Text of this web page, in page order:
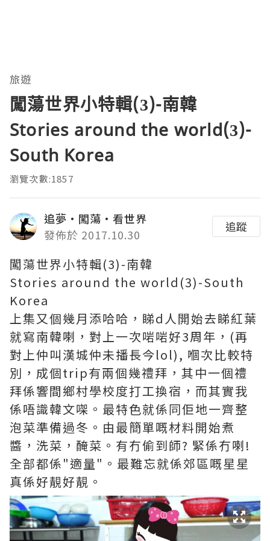
旅遊
闖蕩世界小特輯(3)-南韓
Stories around the world(3)-
South Korea
瀏覽次數:1857
追夢‧闖蕩‧看世界
發佈於 2017.10.30
追蹤
闖蕩世界小特輯(3)-南韓
Stories around the world(3)-South
Korea
上集又個幾月添哈哈，睇d人開始去睇紅葉
就寫南韓喇，對上一次啱啱好3周年，(再
對上仲叫漢城仲未播長今lol), 嗰次比較特
別，成個trip有兩個幾禮拜，其中一個禮
拜係響間鄉村學校度打工換宿，而其實我
係唔識韓文㗎。最特色就係同佢地一齊整
泡菜準備過冬。由最簡單嘅材料開始煮
醬，洗菜，醃菜。有冇偷到師? 緊係冇喇!
全部都係"適量"。最難忘就係郊區嘅星星
真係好靚好靚。